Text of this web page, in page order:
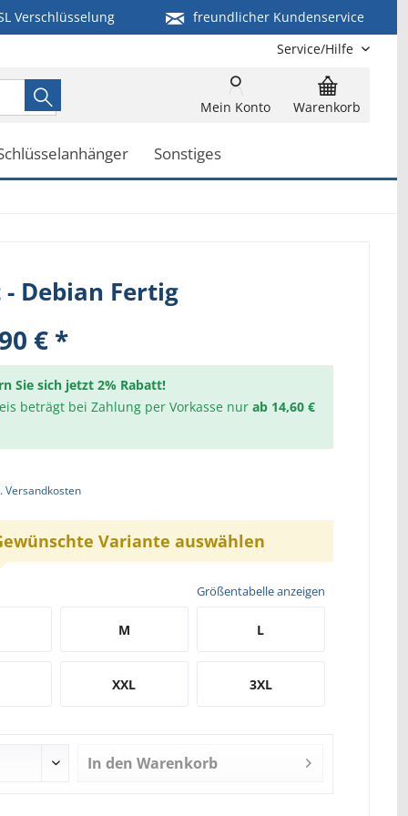
Verschlüsselung
freundlicher Kundenservice
Service/Hilfe
Warenkorb
Mein Konto
Sonstiges
- Debian Fertig
€ *
Sie sich jetzt 2% Rabatt!
beträgt bei Zahlung per Vorkasse nur ab 14,60 €
Versandkosten
Variante auswählen
Größentabelle anzeigen
M L
XXL 3XL
In den Warenkorb